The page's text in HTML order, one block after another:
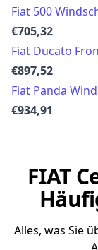
Fiat 500
€705,32
Fiat Ducato
€897,52
Fiat Panda
€934,91
FIAT
Alles, was Sie